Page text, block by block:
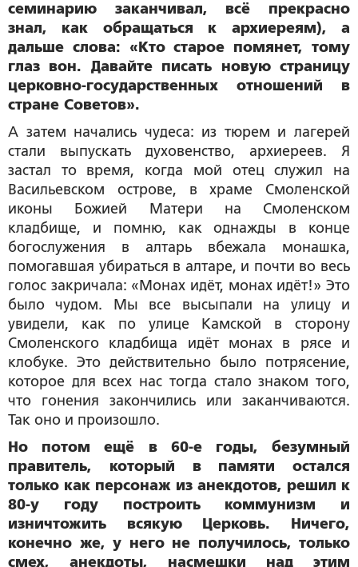
семинарию заканчивал, всё прекрасно
знал, как обращаться к архиереям), а
дальше слова: «Кто старое помянет, тому
глаз вон. Давайте писать новую страницу
церковно-государственных отношений в
стране Советов».
А затем начались чудеса: из тюрем и лагерей
стали выпускать духовенство, архиереев. Я
застал то время, когда мой отец служил на
Васильевском острове, в храме Смоленской
иконы Божией Матери на Смоленском
кладбище, и помню, как однажды в конце
богослужения в алтарь вбежала монашка,
помогавшая убираться в алтаре, и почти во весь
голос закричала: «Монах идёт, монах идёт!» Это
было чудом. Мы все высыпали на улицу и
увидели, как по улице Камской в сторону
Смоленского кладбища идёт монах в рясе и
клобуке. Это действительно было потрясение,
которое для всех нас тогда стало знаком того,
что гонения закончились или заканчиваются.
Так оно и произошло.
Но потом ещё в 60-е годы, безумный
правитель, который в памяти остался
только как персонаж из анекдотов, решил к
80-у году построить коммунизм и
изничтожить всякую Церковь. Ничего,
конечно же, у него не получилось, только
смех, анекдоты, насмешки над этим